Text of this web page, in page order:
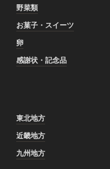
れぞれ別々の発送に
それぞれの受け取り
いただいてもお礼の
の受取回数の制限は
寄附を行った場合で
ができます。
野菜類
お菓子・スイーツ
卵
感謝状・記念品
東北地方
近畿地方
九州地方